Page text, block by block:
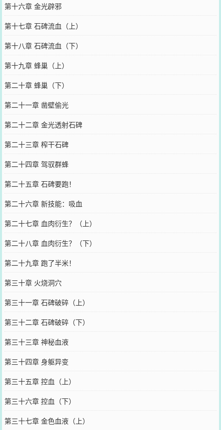
第十六章 金光辟邪
第十七章 石碑流血（上）
第十八章 石碑流血（下）
第十九章 蜂巢（上）
第二十章 蜂巢（下）
第二十一章 凿壁偷光
第二十二章 金光透射石碑
第二十三章 榨干石碑
第二十四章 驾驭群蜂
第二十五章 石碑要跑！
第二十六章 新技能：吸血
第二十七章 血肉衍生？（上）
第二十八章 血肉衍生？（下）
第二十九章 跑了半米！
第三十章 火烧洞穴
第三十一章 石碑破碎（上）
第三十二章 石碑破碎（下）
第三十三章 神秘血液
第三十四章 身躯异变
第三十五章 控血（上）
第三十六章 控血（下）
第三十七章 金色血液（上）